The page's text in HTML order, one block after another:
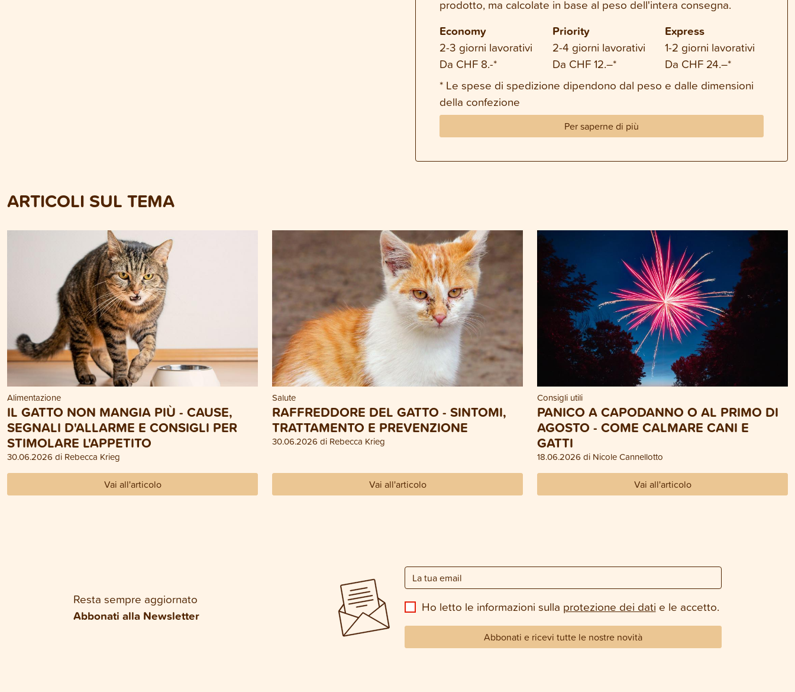
prodotto, ma calcolate in base al peso dell'intera consegna.
Economy
2-3 giorni lavorativi
Da CHF 8.-*
Priority
2-4 giorni lavorativi
Da CHF 12.–*
Express
1-2 giorni lavorativi
Da CHF 24.–*
* Le spese di spedizione dipendono dal peso e dalle dimensioni
della confezione
Per saperne di più
ARTICOLI SUL TEMA
Alimentazione
IL GATTO NON MANGIA PIÙ - CAUSE,
SEGNALI D'ALLARME E CONSIGLI PER
STIMOLARE L'APPETITO
30.06.2026 di Rebecca Krieg
Vai all'articolo
Salute
RAFFREDDORE DEL GATTO - SINTOMI,
TRATTAMENTO E PREVENZIONE
30.06.2026 di Rebecca Krieg
Vai all'articolo
Consigli utili
PANICO A CAPODANNO O AL PRIMO DI
AGOSTO - COME CALMARE CANI E
GATTI
18.06.2026 di Nicole Cannellotto
Vai all'articolo
Resta sempre aggiornato
Abbonati alla Newsletter
Ho letto le informazioni sulla protezione dei dati e le accetto.
Abbonati e ricevi tutte le nostre novità